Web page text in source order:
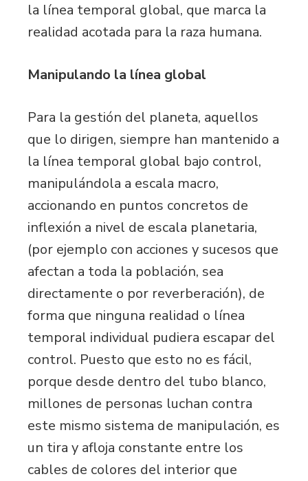
la línea temporal global, que marca la
realidad acotada para la raza humana.
Manipulando la línea global
Para la gestión del planeta, aquellos
que lo dirigen, siempre han mantenido a
la línea temporal global bajo control,
manipulándola a escala macro,
accionando en puntos concretos de
inflexión a nivel de escala planetaria,
(por ejemplo con acciones y sucesos que
afectan a toda la población, sea
directamente o por reverberación), de
forma que ninguna realidad o línea
temporal individual pudiera escapar del
control. Puesto que esto no es fácil,
porque desde dentro del tubo blanco,
millones de personas luchan contra
este mismo sistema de manipulación, es
un tira y afloja constante entre los
cables de colores del interior que